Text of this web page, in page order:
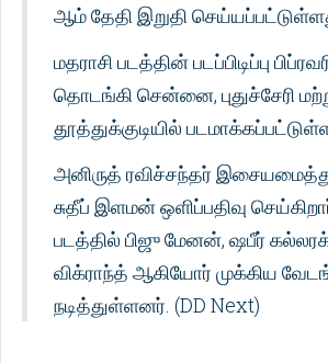
ஆம் தேதி இறுதி
மதராசி படத்தின் படப்பிடிப்பு
தொடங்கி சென்னை, புதுச்சேரி
தூத்துக்குடியில்
அனிருத் ரவிச்சந்தர்
சுதீப் இளமன் ஒளிப்பதிவு
படத்தில் பிஜு மேனன், ஷபீர்
விக்ராந்த் ஆகியோர் முக்கிய
நடித்துள்ளனர். (DD Next)